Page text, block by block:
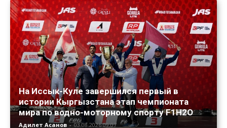
На Иссык-Куле завершился первый в
истории Кыргызстана этап чемпионата
мира по водно-моторному спорту F1H2O
Адилет Асанов - 03.08.2026 09:07